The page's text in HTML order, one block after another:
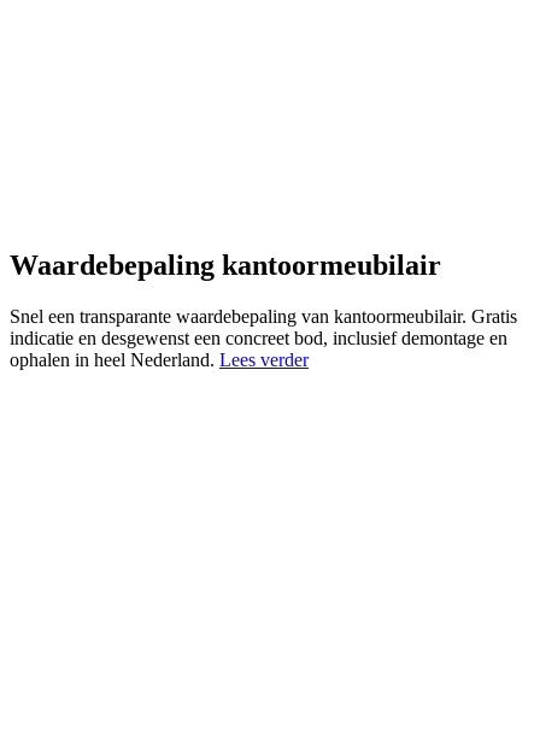
Waardebepaling kantoormeubilair
Snel een transparante waardebepaling van kantoormeubilair. Gratis
indicatie en desgewenst een concreet bod, inclusief demontage en
ophalen in heel Nederland. Lees verder